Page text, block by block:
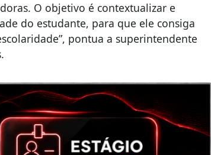
O objetivo é contextualizar e
do estudante, para que ele consiga
pontua a superintendente